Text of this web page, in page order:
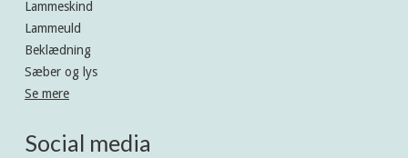
Lammeskind
Lammeuld
Beklædning
Sæber og lys
Se mere
Social media